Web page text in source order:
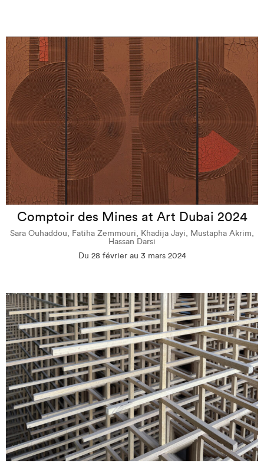
Comptoir des Mines at Art Dubai 2024
Sara Ouhaddou, Fatiha Zemmouri, Khadija Jayi, Mustapha Akrim,
Hassan Darsi
Du 28 février au 3 mars 2024